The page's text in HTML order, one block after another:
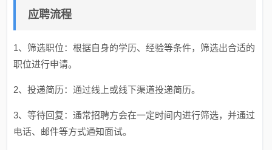
应聘流程
1、筛选职位：根据自身的学历、经验等条件，筛选出合适的
职位进行申请。
2、投递简历：通过线上或线下渠道投递简历。
3、等待回复：通常招聘方会在一定时间内进行筛选，并通过
电话、邮件等方式通知面试。